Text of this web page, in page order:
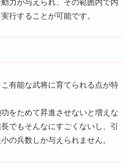
力が与えられ、その範囲内で内
行することが可能です。
有能な武将に育てられる点が特
をためて昇進させないと増えな
でもそんなにすごくないし、引
の兵数しか与えられません。